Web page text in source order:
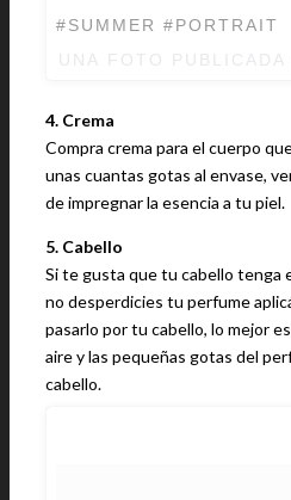
#SUMMER #PORTRAIT
4. Crema
Compra crema para el cuerpo
unas cuantas gotas al envase,
de impregnar la esencia a tu piel.
5. Cabello
Si te gusta que tu cabello tenga
no desperdicies tu perfume
pasarlo por tu cabello, lo mejor
aire y las pequeñas gotas del
cabello.